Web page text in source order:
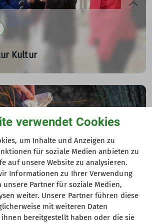
Kultur
2023 JDAV Klettern
Gera
verwendet Cookies
um Inhalte und Anzeigen zu
für soziale Medien anbieten zu
auf unsere Website zu analysieren.
Informationen zu Ihrer Verwendung
unsere Partner für soziale Medien,
weiter. Unsere Partner führen diese
mit weiteren Daten
ihnen bereitgestellt haben oder die sie